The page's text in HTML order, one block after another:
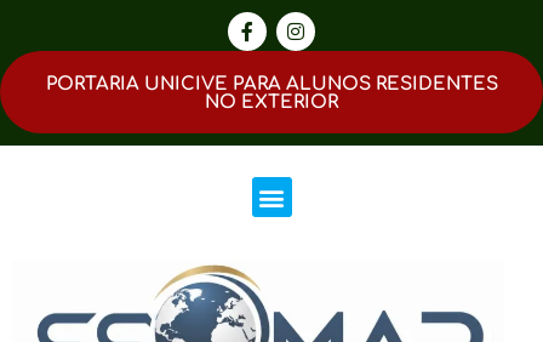
PORTARIA UNICIVE PARA ALUNOS RESIDENTES
NO EXTERIOR